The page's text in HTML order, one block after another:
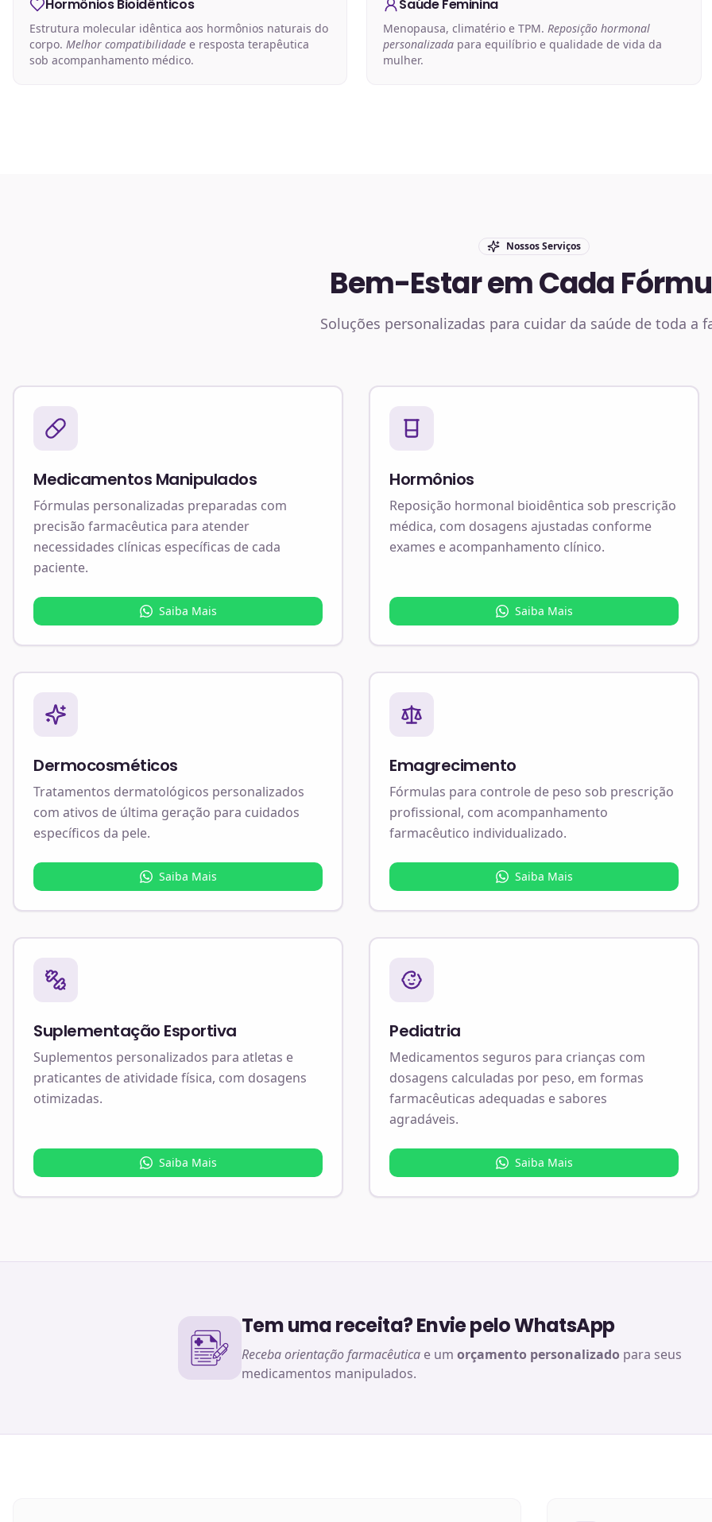
Hormônios Bioidênticos
Estrutura molecular idêntica aos hormônios naturais do
corpo. Melhor compatibilidade e resposta terapêutica
sob acompanhamento médico.
Saúde Feminina
Menopausa, climatério e TPM.Reposição hormonal
personalizada para equilíbrio e qualidade de vida da
mulher.
Nossos Serviços
Bem-Estar em Cada
Soluções personalizadas para cuidar da saúde de toda a
Medicamentos Manipulados
Fórmulas personalizadas preparadas com
precisão farmacêutica para atender
necessidades clínicas específicas de cada
paciente.
Saiba Mais
Hormônios
Reposição hormonal bioidêntica sob prescrição
médica, com dosagens ajustadas conforme
exames e acompanhamento clínico.
Saiba Mais
Dermocosméticos
Tratamentos dermatológicos personalizados
com ativos de última geração para cuidados
específicos da pele.
Saiba Mais
Emagrecimento
Fórmulas para controle de peso sob prescrição
profissional, com acompanhamento
farmacêutico individualizado.
Saiba Mais
Suplementação Esportiva
Suplementos personalizados para atletas e
praticantes de atividade física, com dosagens
otimizadas.
Saiba Mais
Pediatria
Medicamentos seguros para crianças com
dosagens calculadas por peso, em formas
farmacêuticas adequadas e sabores
agradáveis.
Saiba Mais
Tem uma receita? Envie pelo WhatsApp
Receba orientação farmacêutica e um orçamento personalizado para seus
medicamentos manipulados.